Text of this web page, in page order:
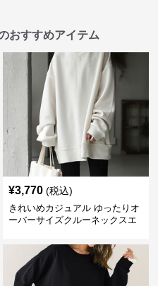
おすすめアイテム
¥3,770 (税込)
きれいめカジュアル ゆったりオ
ーバーサイズクルーネックスエ